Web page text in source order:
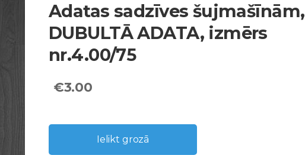
Adatas sadzīves šujmašīnām,
DUBULTĀ ADATA, izmērs
nr.4.00/75
€3.00
Ielikt grozā